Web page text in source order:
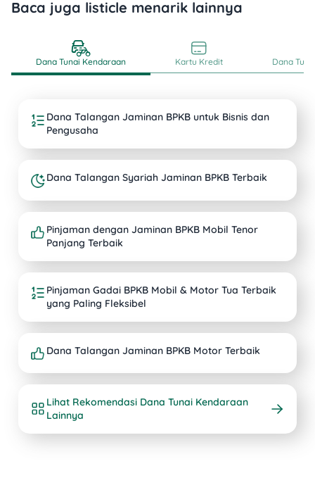
Baca juga listicle menarik lainnya
Dana Tunai Kendaraan Kartu Kredit Dana
Dana Talangan Jaminan BPKB untuk Bisnis dan
Pengusaha
Dana Talangan Syariah Jaminan BPKB Terbaik
Pinjaman dengan Jaminan BPKB Mobil Tenor
Panjang Terbaik
Pinjaman Gadai BPKB Mobil & Motor Tua Terbaik
yang Paling Fleksibel
Dana Talangan Jaminan BPKB Motor Terbaik
Lihat Rekomendasi Dana Tunai Kendaraan
Lainnya